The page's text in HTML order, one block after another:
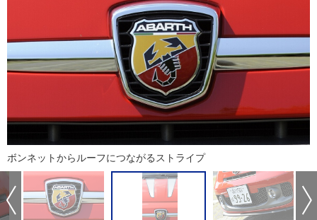
ボンネットからルーフにつながるストライプ